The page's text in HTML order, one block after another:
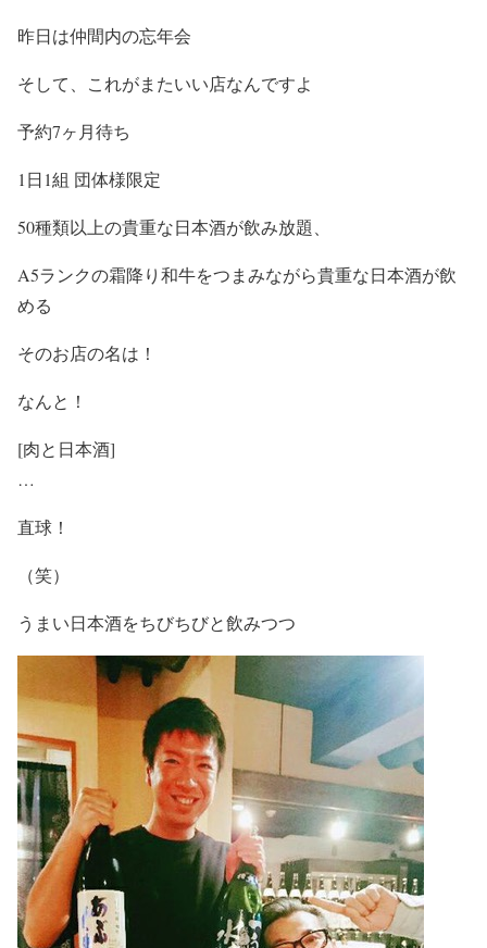
昨日は仲間内の忘年会
そして、これがまたいい店なんですよ
予約7ヶ月待ち
1日1組 団体様限定
50種類以上の貴重な日本酒が飲み放題、
A5ランクの霜降り和牛をつまみながら貴重な日本酒が飲
める
そのお店の名は！
なんと！
[肉と日本酒]
…
直球！
（笑）
うまい日本酒をちびちびと飲みつつ